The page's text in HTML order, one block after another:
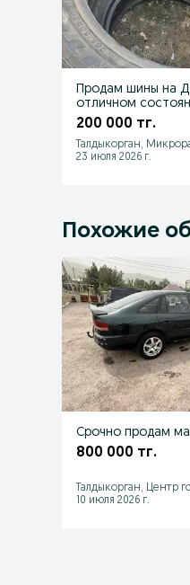
Продам шины на
отличном
новые просто
200 000 тг.
Талдыкорган,
23 июля 2026 г.
Похожие
Срочно продам
800 000 тг.
Талдыкорган, Центр
10 июля 2026 г.